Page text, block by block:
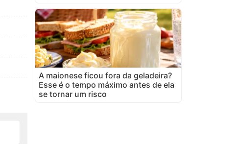
A maionese ficou fora da geladeira?
Esse é o tempo máximo antes de ela
se tornar um risco